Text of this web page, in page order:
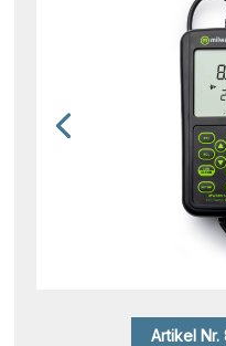
Artikel Nr.